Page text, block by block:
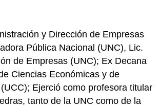
y Dirección de Empresas
Pública Nacional (UNC), Lic.
de Empresas (UNC); Ex Decana
Ciencias Económicas y de
Ejerció como profesora titular
tanto de la UNC como de la